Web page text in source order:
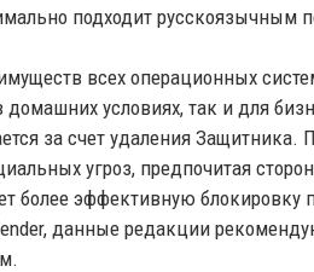
подходит русскоязычным
всех операционных
условиях, так и для
за счет удаления Защитника.
угроз, предпочитая
более эффективную
данные редакции